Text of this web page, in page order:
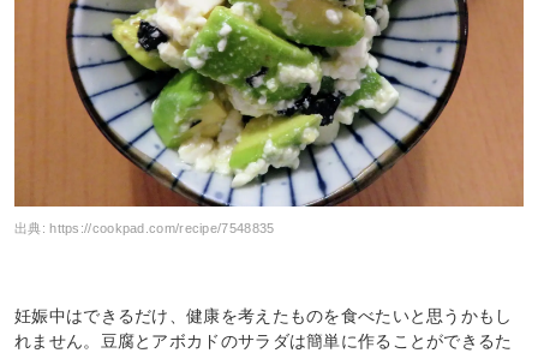
出典: https://cookpad.com/recipe/7548835
妊娠中はできるだけ、健康を考えたものを食べたいと思うかもし
れません。豆腐とアボカドのサラダは簡単に作ることができるた